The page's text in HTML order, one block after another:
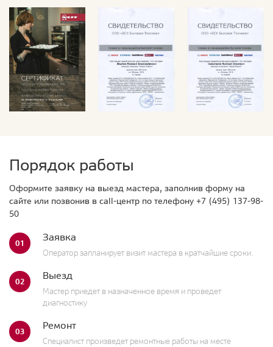
Порядок работы
Оформите заявку на выезд мастера, заполнив форму на
сайте или позвонив в call-центр по телефону +7 (495) 137-98-
50
01 Заявка
Оператор запланирует визит мастера в кратчайшие сроки.
02 Выезд
Мастер приедет в назначенное время и проведет
диагностику
03 Ремонт
Специалист произведет ремонтные работы на месте